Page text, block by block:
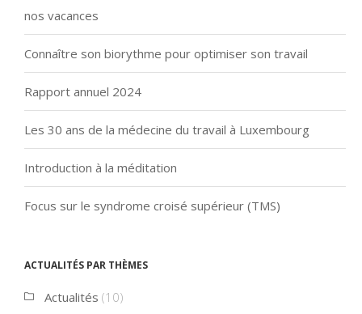
nos vacances
Connaître son biorythme pour optimiser son travail
Rapport annuel 2024
Les 30 ans de la médecine du travail à Luxembourg
Introduction à la méditation
Focus sur le syndrome croisé supérieur (TMS)
Actualités par thèmes
Actualités (10)